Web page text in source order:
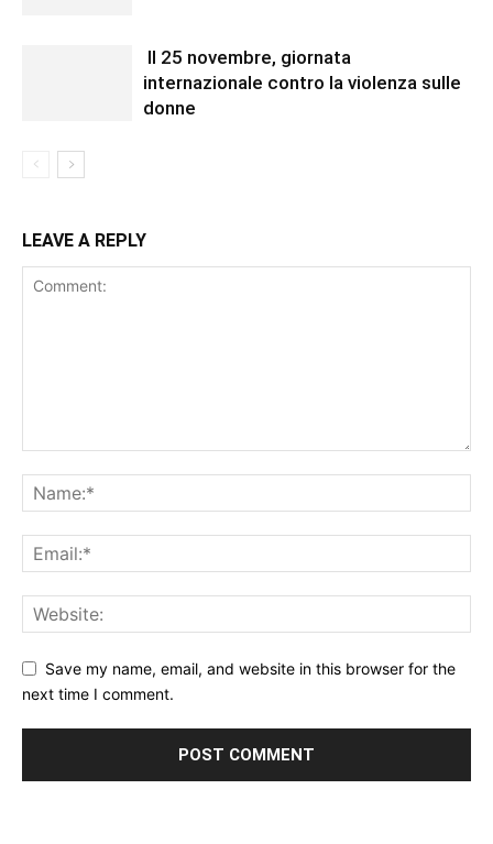
Il 25 novembre, giornata
internazionale contro la violenza sulle
donne
LEAVE A REPLY
Save my name, email, and website in this browser for the
next time I comment.